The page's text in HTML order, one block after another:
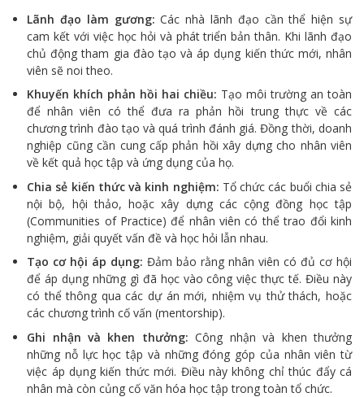
Lãnh đạo làm gương: Các nhà lãnh đạo cần thể hiện sự
cam kết với việc học hỏi và phát triển bản thân. Khi lãnh đạo
chủ động tham gia đào tạo và áp dụng kiến thức mới, nhân
viên sẽ noi theo.
Khuyến khích phản hồi hai chiều: Tạo môi trường an toàn
để nhân viên có thể đưa ra phản hồi trung thực về các
chương trình đào tạo và quá trình đánh giá. Đồng thời, doanh
nghiệp cũng cần cung cấp phản hồi xây dựng cho nhân viên
về kết quả học tập và ứng dụng của họ.
Chia sẻ kiến thức và kinh nghiệm: Tổ chức các buổi chia sẻ
nội bộ, hội thảo, hoặc xây dựng các cộng đồng học tập
(Communities of Practice) để nhân viên có thể trao đổi kinh
nghiệm, giải quyết vấn đề và học hỏi lẫn nhau.
Tạo cơ hội áp dụng: Đảm bảo rằng nhân viên có đủ cơ hội
để áp dụng những gì đã học vào công việc thực tế. Điều này
có thể thông qua các dự án mới, nhiệm vụ thử thách, hoặc
các chương trình cố vấn (mentorship).
Ghi nhận và khen thưởng: Công nhận và khen thưởng
những nỗ lực học tập và những đóng góp của nhân viên từ
việc áp dụng kiến thức mới. Điều này không chỉ thúc đẩy cá
nhân mà còn củng cố văn hóa học tập trong toàn tổ chức.